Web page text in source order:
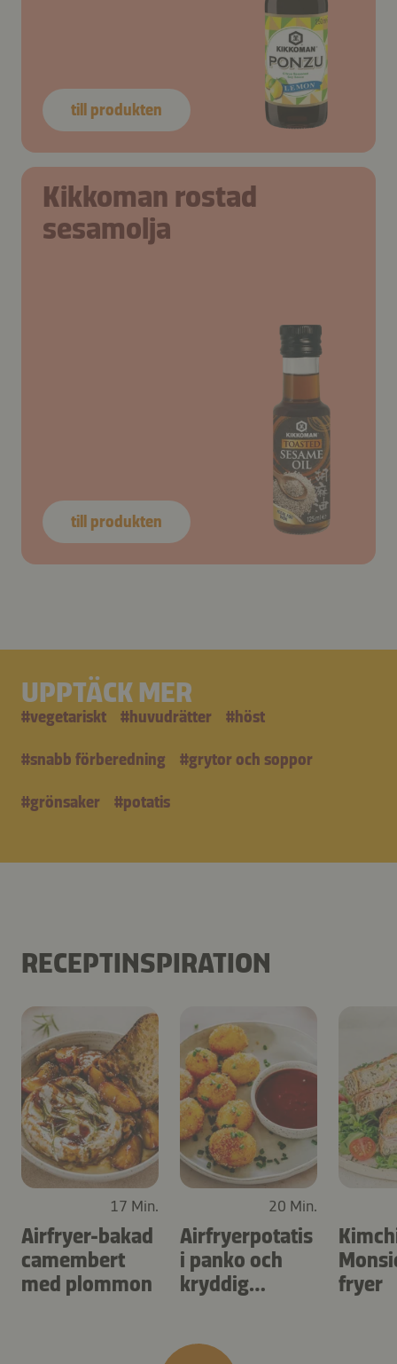
till produkten
Kikkoman rostad
sesamolja
till produkten
UPPTÄCK MER
#vegetariskt #huvudrätter #höst
#snabb förberedning #grytor och soppor
#grönsaker #potatis
RECEPTINSPIRATION
17 Min.
Airfryer-bakad
camembert
med plommon
20 Min.
Airfryerpotatis
i panko och
kryddig
fryer